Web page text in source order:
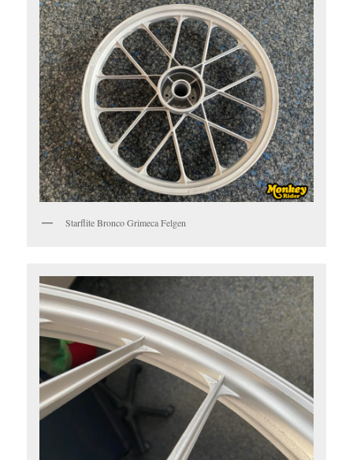
Starflite Bronco Grimeca Felgen